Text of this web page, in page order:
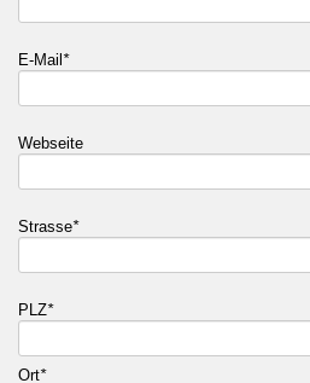
E-Mail *
Webseite
Strasse*
PLZ*
Ort*